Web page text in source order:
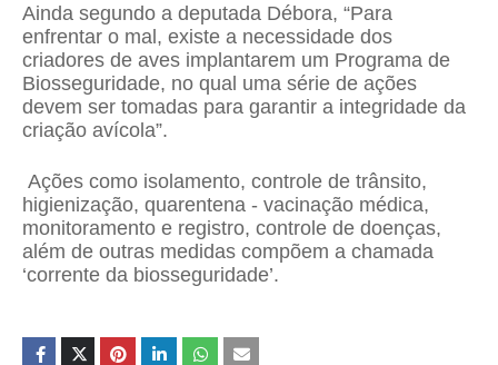
Ainda segundo a deputada Débora, “Para
enfrentar o mal, existe a necessidade dos
criadores de aves implantarem um Programa de
Biosseguridade, no qual uma série de ações
devem ser tomadas para garantir a integridade da
criação avícola”.
Ações como isolamento, controle de trânsito,
higienização, quarentena - vacinação médica,
monitoramento e registro, controle de doenças,
além de outras medidas compõem a chamada
‘corrente da biosseguridade’.